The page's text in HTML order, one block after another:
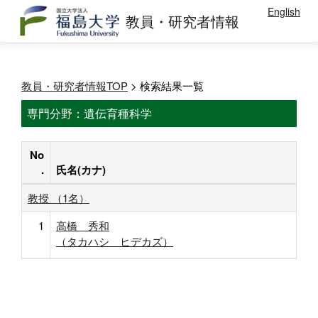
教員・研究者情報 English
教員・研究者情報TOP > 検索結果一覧
専門分野：遺伝育種科学
No
.
氏名(カナ)
教授 （1名）
1
高橋 秀和
（タカハシ ヒデカズ）